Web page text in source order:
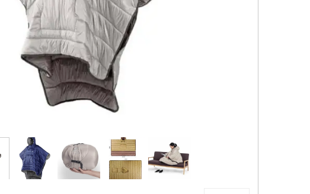
کیف و اکسسوری استنلی